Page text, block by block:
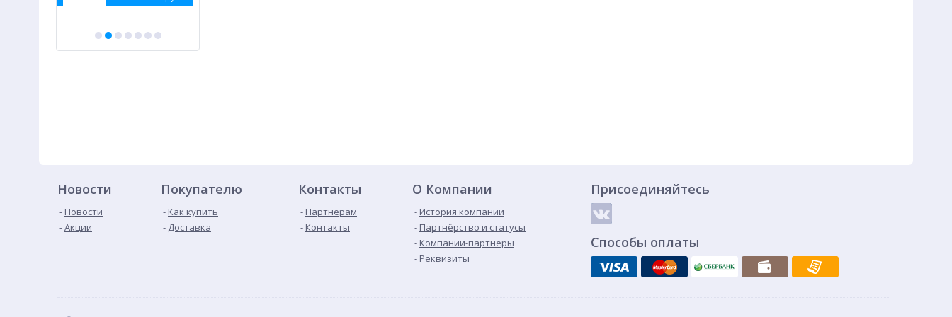
Новости
Новости
Акции
Покупателю
Как купить
Доставка
Контакты
Партнёрам
Контакты
О Компании
История компании
Партнёрство и статусы
Компании-партнеры
Реквизиты
Присоединяйтесь
Способы оплаты